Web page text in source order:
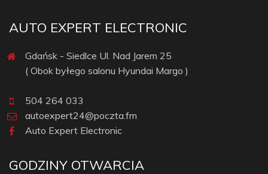
AUTO EXPERT ELECTRONIC
Gdańsk - Siedlce Ul. Nad Jarem 25
( Obok byłego salonu Hyundai Margo )
504 264 033
autoexpert24@poczta.fm
Auto Expert Electronic
GODZINY OTWARCIA